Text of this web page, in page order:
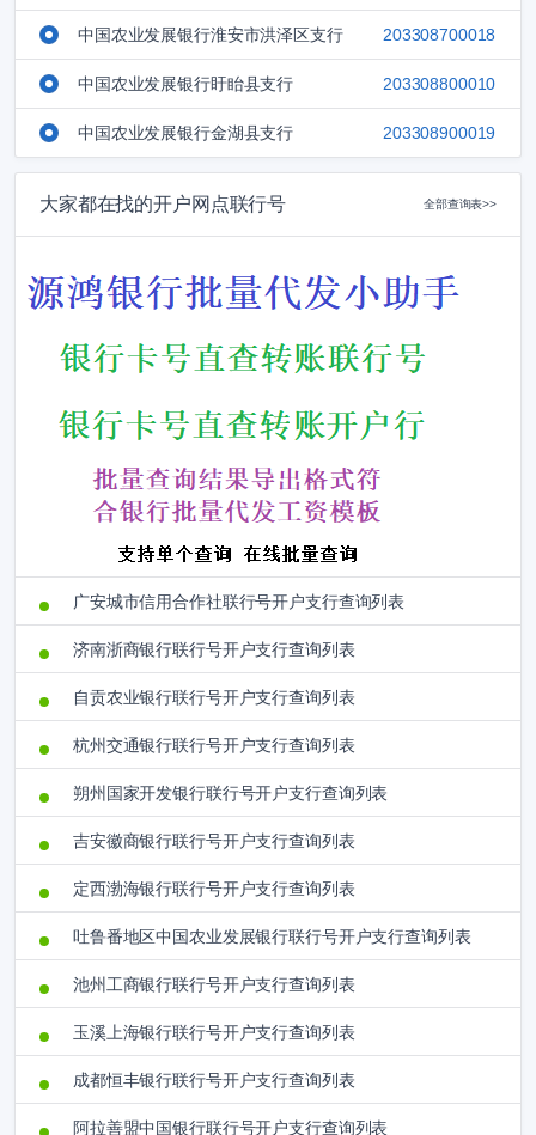
中国农业发展银行淮安市洪泽区支行 203308700018
中国农业发展银行盱眙县支行 203308800010
中国农业发展银行金湖县支行 203308900019
大家都在找的开户网点联行号 全部查询表>>
广安城市信用合作社联行号开户支行查询列表
济南浙商银行联行号开户支行查询列表
自贡农业银行联行号开户支行查询列表
杭州交通银行联行号开户支行查询列表
朔州国家开发银行联行号开户支行查询列表
吉安徽商银行联行号开户支行查询列表
定西渤海银行联行号开户支行查询列表
吐鲁番地区中国农业发展银行联行号开户支行查询列表
池州工商银行联行号开户支行查询列表
玉溪上海银行联行号开户支行查询列表
成都恒丰银行联行号开户支行查询列表
阿拉善盟中国银行联行号开户支行查询列表